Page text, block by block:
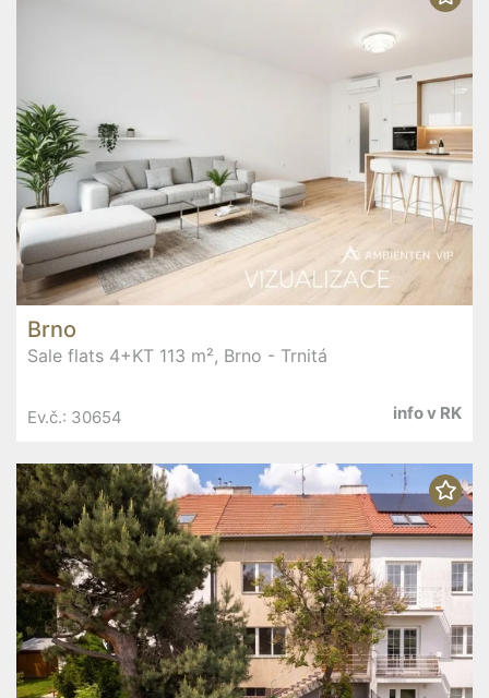
Brno
Sale flats 4+KT 113 m², Brno - Trnitá
Ev.č.: 30654 info v RK